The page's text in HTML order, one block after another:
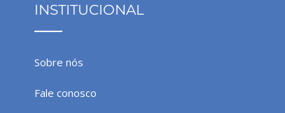
INSTITUCIONAL
Sobre nós
Fale conosco